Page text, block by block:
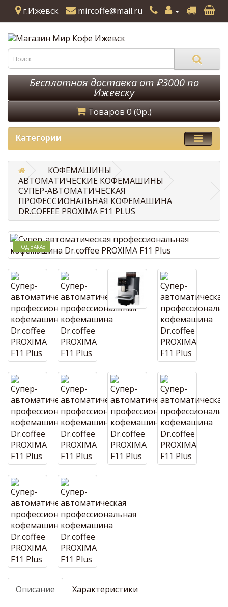
г.Ижевск mircoffe@mail.ru
Бесплатная доставка от ₽3000 по
Ижевску
Товаров 0 (0р.)
Категории
КОФЕМАШИНЫ
АВТОМАТИЧЕСКИЕ КОФЕМАШИНЫ
CУПЕР-АВТОМАТИЧЕСКАЯ
ПРОФЕССИОНАЛЬНАЯ КОФЕМАШИНА
DR.COFFEE PROXIMA F11 PLUS
ПОД ЗАКАЗ
Описание Характеристики